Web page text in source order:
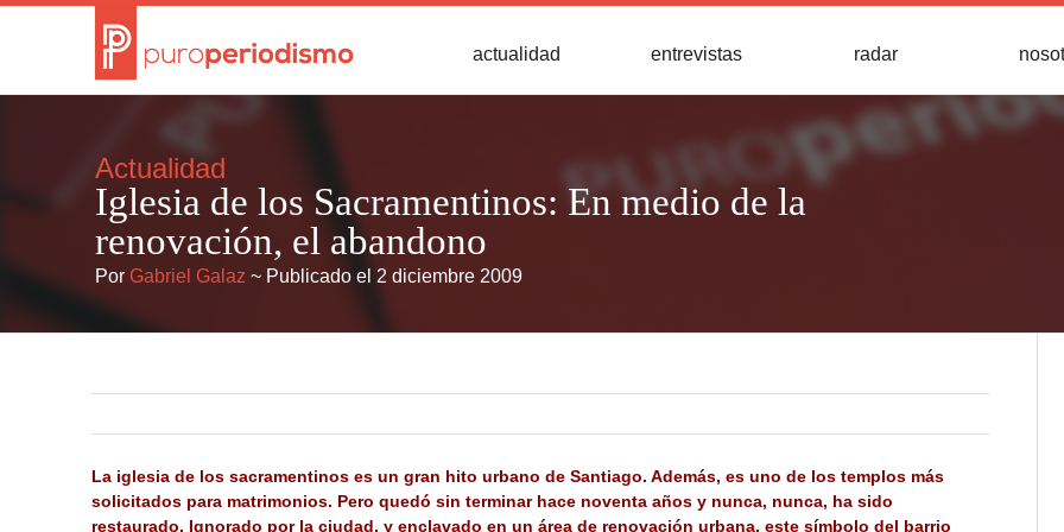
actualidad entrevistas radar
Actualidad
Iglesia de los Sacramentinos: En medio de la
renovación, el abandono
Por Gabriel Galaz ~ Publicado el 2 diciembre 2009
La iglesia de los sacramentinos es un gran hito urbano de Santiago. Además, es uno de los templos más
solicitados para matrimonios. Pero quedó sin terminar hace noventa años y nunca, nunca, ha sido
restaurado. Ignorado por la ciudad, y enclavado en un área de renovación urbana, este símbolo del barrio